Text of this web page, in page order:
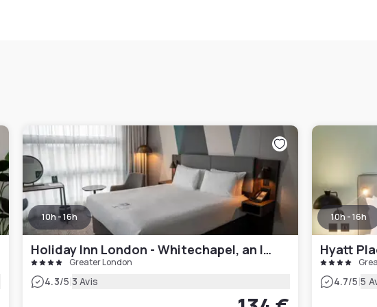
10h - 16h
Holiday Inn London - Whitechapel, an IHG Hotel
Greater London
4.3/5|3 Avis
10h - 16h
Hyatt
4.7/5|5